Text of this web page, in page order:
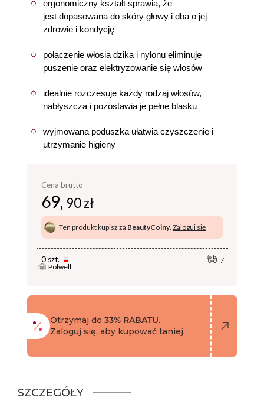
ergonomiczny kształt sprawia, że
jest dopasowana do skóry głowy i dba o jej
zdrowie i kondycję
połączenie włosia dzika i nylonu eliminuje
puszenie oraz elektryzowanie się włosów
idealnie rozczesuje każdy rodzaj włosów,
nabłyszcza i pozostawia je pełne blasku
wyjmowana poduszka ułatwia czyszczenie i
utrzymanie higieny
Cena brutto
69, 90 zł
Ten produkt kupisz za BeautyCoiny. Zaloguj się
0 szt.
Polwell
Otrzymaj do 33% RABATU.
Zaloguj się, aby kupować taniej.
SZCZEGÓŁY